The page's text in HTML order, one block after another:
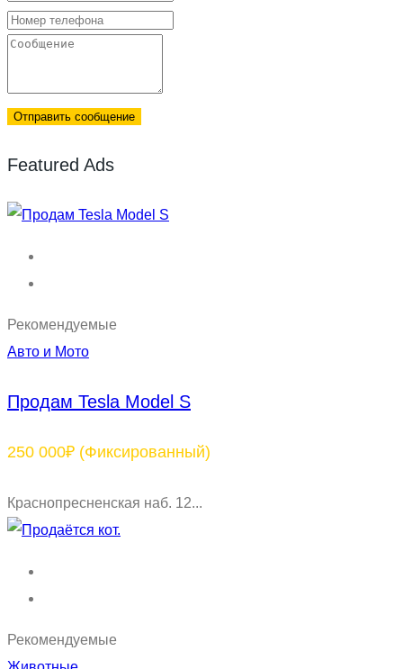
Отправить сообщение
Featured Ads
Рекомендуемые
Авто и Мото
Продам Tesla Model S
250 000₽ (Фиксированный)
Краснопресненская наб. 12...
Рекомендуемые